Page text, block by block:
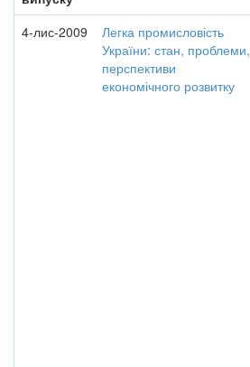
4-лис-2009
Легка промисловість
України: стан, проблеми,
перспективи
економічного розвитку